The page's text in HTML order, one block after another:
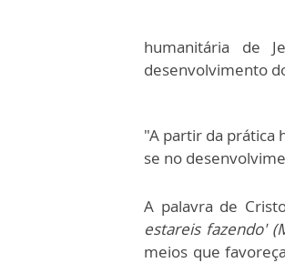
humanitária de
desenvolvimento
"A partir da prática
se no
A palavra de
estareis fazendo'
meios que